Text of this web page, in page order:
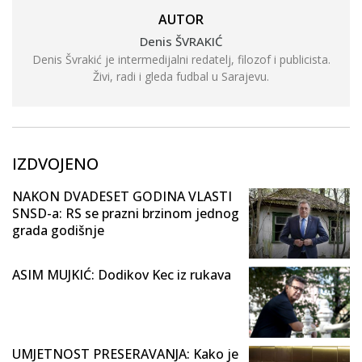
AUTOR
Denis ŠVRAKIĆ
Denis Švrakić je intermedijalni redatelj, filozof i publicista.
Živi, radi i gleda fudbal u Sarajevu.
IZDVOJENO
NAKON DVADESET GODINA VLASTI
SNSD-a: RS se prazni brzinom jednog
grada godišnje
ASIM MUJKIĆ: Dodikov Kec iz rukava
UMJETNOST PRESERAVANJA: Kako je